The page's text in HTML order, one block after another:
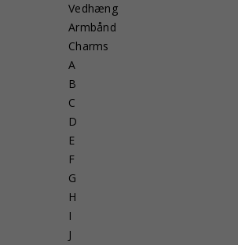
Vedhæng
Armbånd
Charms
A
B
C
D
E
F
G
H
I
J